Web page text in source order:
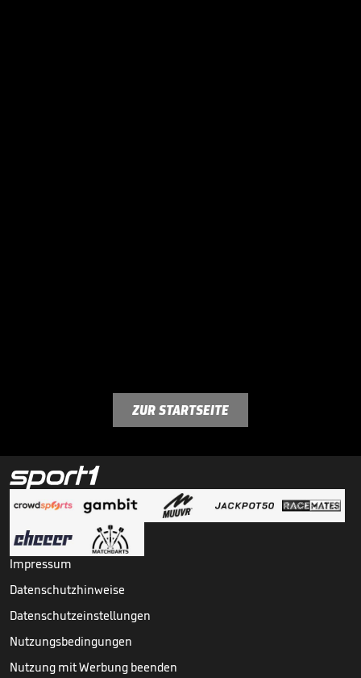
ZUR STARTSEITE
Impressum
Datenschutzhinweise
Datenschutzeinstellungen
Nutzungsbedingungen
Nutzung mit Werbung beenden